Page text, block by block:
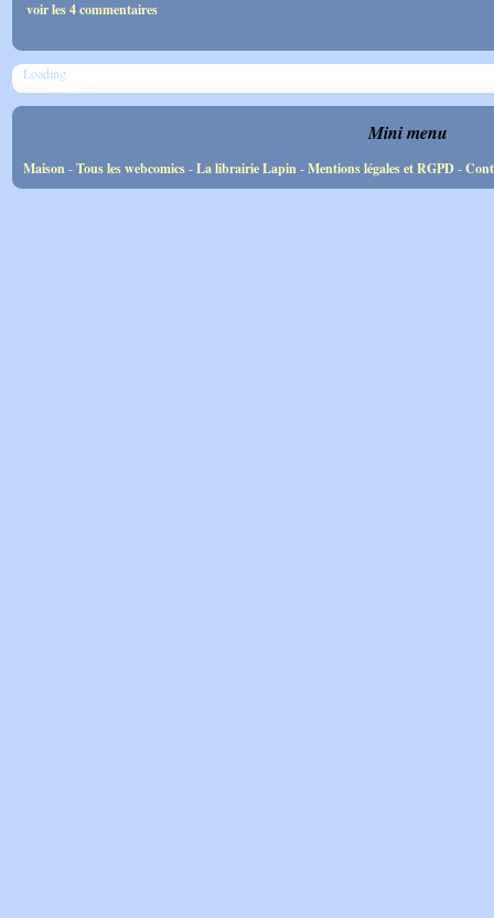
voir les 4 commentaires
Loading
Mini menu
Maison-Tous les webcomics-La librairie Lapin-Mentions légales et RGPD-